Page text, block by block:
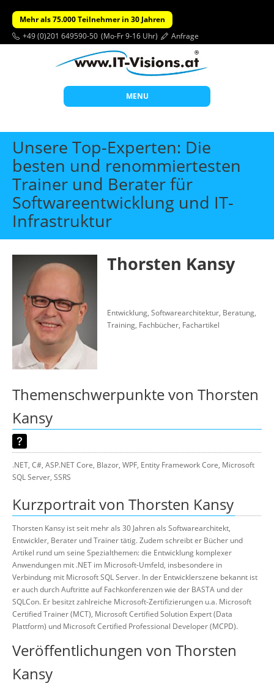
Mehr als 75.000 Teilnehmer in 30 Jahren
+49 (0)201 649590-50 (Mo-Fr 9-16 Uhr) Anfrage
MENU
Start
Themen
Beratung
Individuelle Schulungen
Offene Seminare
Unsere Top-Experten: Die
besten und renommiertesten
Trainer und Berater für
Softwareentwicklung und IT-
Infrastruktur
Thorsten Kansy
Entwicklung, Softwarearchitektur, Beratung,
Training, Fachbücher, Fachartikel
Themenschwerpunkte von Thorsten
Kansy
.NET, C#, ASP.NET Core, Blazor, WPF, Entity Framework Core, Microsoft
SQL Server, SSRS
Kurzportrait von Thorsten Kansy
Thorsten Kansy ist seit mehr als 30 Jahren als Softwarearchitekt,
Entwickler, Berater und Trainer tätig. Zudem schreibt er Bücher und
Artikel rund um seine Spezialthemen: die Entwicklung komplexer
Anwendungen mit .NET im Microsoft-Umfeld, insbesondere in
Verbindung mit Microsoft SQL Server. In der Entwicklerszene bekannt ist
er auch durch Auftritte auf Fachkonferenzen wie der BASTA und der
SQLCon. Er besitzt zahlreiche Microsoft-Zertifizierungen u.a. Microsoft
Certified Trainer (MCT), Microsoft Certified Solution Expert (Data
Plattform) und Microsoft Certified Professional Developer (MCPD).
Veröffentlichungen von Thorsten
Kansy